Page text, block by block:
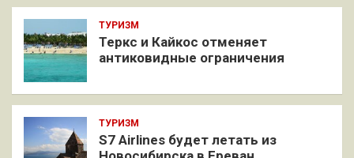
ТУРИЗМ
Теркс и Кайкос отменяет
антиковидные ограничения
ТУРИЗМ
S7 Airlines будет летать из